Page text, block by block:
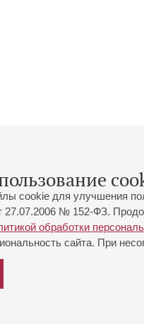
cookie для улучшения
27.07.2006 № 152-ФЗ.
обработки
сайта. При